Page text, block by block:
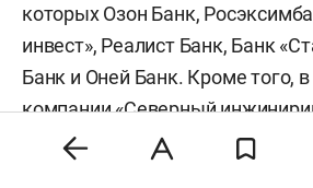
которых Озон Банк,
инвест», Реалист Банк, Банк
Банк и Оней Банк. Кроме того,
компании «Северный
«Металлкомплект», «Ником»,